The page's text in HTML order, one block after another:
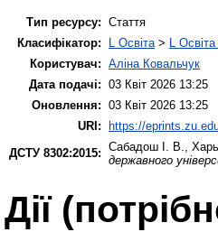
Тип ресурсу: Стаття
Класифікатор:
L Освіта> L
Користувач: Аліна Ковальчук
Дата подачі: 03 Квіт 2026 13:25
Оновлення: 03 Квіт 2026 13:25
URI:
https://
ДСТУ 8302:2015: Сабадош І. В.,
державного
Дії